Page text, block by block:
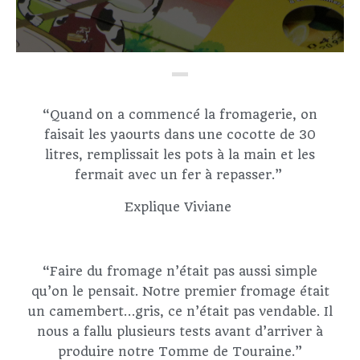
“Quand on a commencé la fromagerie, on
faisait les yaourts dans une cocotte de 30
litres, remplissait les pots à la main et les
fermait avec un fer à repasser.”
Explique Viviane
“Faire du fromage n’était pas aussi simple
qu’on le pensait. Notre premier fromage était
un camembert…gris, ce n’était pas vendable. Il
nous a fallu plusieurs tests avant d’arriver à
produire notre Tomme de Touraine.”